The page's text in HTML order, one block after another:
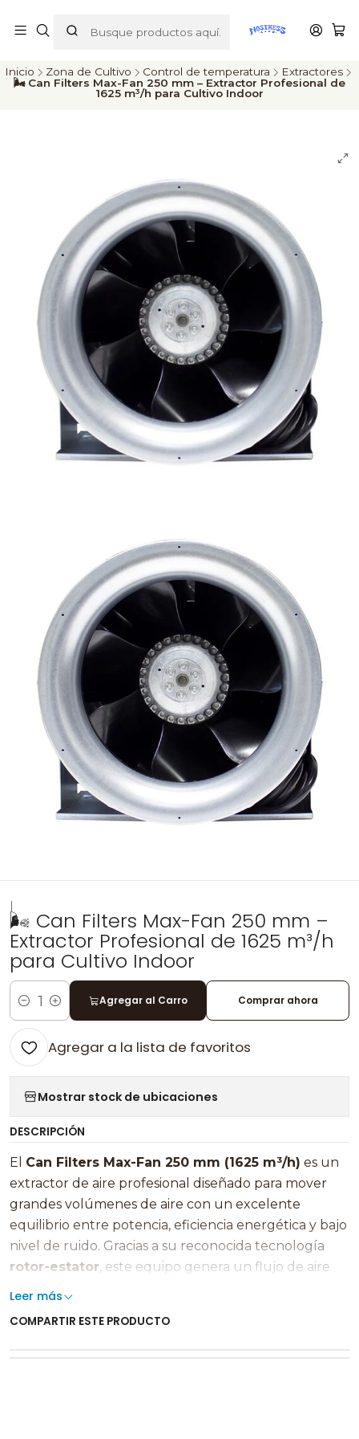
ENVÍOS A TODO CHILE
Inicio Zona de Cultivo Control de temperatura
Extractores
🌬️ Can Filters Max-Fan 250 mm – Extractor Profesional de
1625 m³/h para Cultivo Indoor
|
🌬️ Can Filters Max-Fan 250 mm –
Extractor Profesional de 1625 m³/h
para Cultivo Indoor
Cantidad
Agregar al Carro Comprar ahora
Agregar a la lista de favoritos
Mostrar stock de ubicaciones
DESCRIPCIÓN
El Can Filters Max-Fan 250 mm (1625 m³/h) es un
extractor de aire profesional diseñado para mover
grandes volúmenes de aire con un excelente
equilibrio entre potencia, eficiencia energética y bajo
nivel de ruido. Gracias a su reconocida tecnología
rotor-estator, este equipo genera un flujo de aire
más uniforme, estable y eficiente que los extractores
opciones más confiables para salas de cultivo indoor,
Leer más
COMPARTIR ESTE PRODUCTO